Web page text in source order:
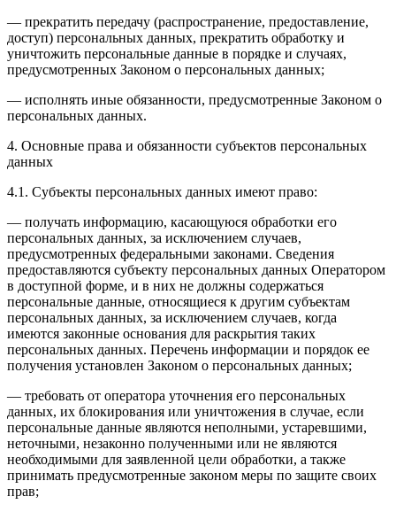
— прекратить передачу (распространение, предоставление,
доступ) персональных данных, прекратить обработку и
уничтожить персональные данные в порядке и случаях,
предусмотренных Законом о персональных данных;
— исполнять иные обязанности, предусмотренные Законом о
персональных данных.
4. Основные права и обязанности субъектов персональных
данных
4.1. Субъекты персональных данных имеют право:
— получать информацию, касающуюся обработки его
персональных данных, за исключением случаев,
предусмотренных федеральными законами. Сведения
предоставляются субъекту персональных данных Оператором
в доступной форме, и в них не должны содержаться
персональные данные, относящиеся к другим субъектам
персональных данных, за исключением случаев, когда
имеются законные основания для раскрытия таких
персональных данных. Перечень информации и порядок ее
получения установлен Законом о персональных данных;
— требовать от оператора уточнения его персональных
данных, их блокирования или уничтожения в случае, если
персональные данные являются неполными, устаревшими,
неточными, незаконно полученными или не являются
необходимыми для заявленной цели обработки, а также
принимать предусмотренные законом меры по защите своих
прав;